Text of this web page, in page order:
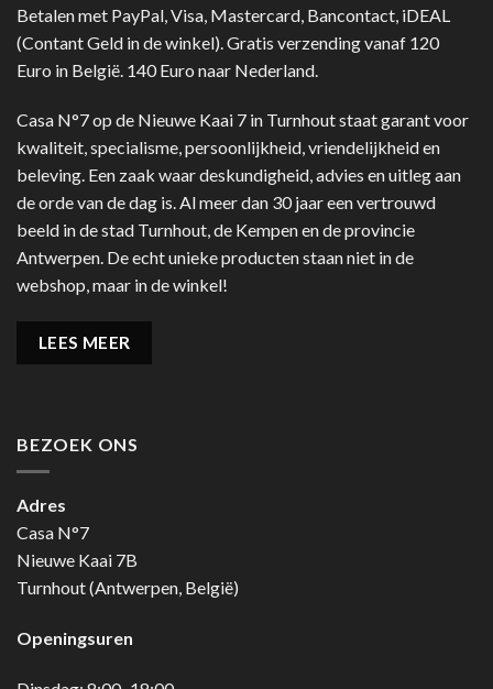
Betalen met PayPal, Visa, Mastercard, Bancontact, iDEAL
(Contant Geld in de winkel). Gratis verzending vanaf 120
Euro in België. 140 Euro naar Nederland.
Casa N°7 op de Nieuwe Kaai 7 in Turnhout staat garant voor
kwaliteit, specialisme, persoonlijkheid, vriendelijkheid en
beleving. Een zaak waar deskundigheid, advies en uitleg aan
de orde van de dag is. Al meer dan 30 jaar een vertrouwd
beeld in de stad Turnhout, de Kempen en de provincie
Antwerpen. De echt unieke producten staan niet in de
webshop, maar in de winkel!
LEES MEER
BEZOEK ONS
Adres
Casa N°7
Nieuwe Kaai 7B
Turnhout (Antwerpen, België)
Openingsuren